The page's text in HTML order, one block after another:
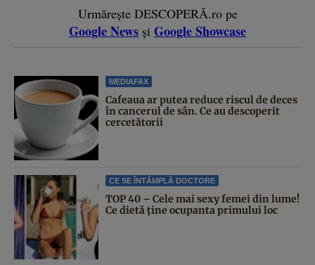
Urmărește DESCOPERĂ.ro pe
Google News și Google Showcase
MEDIAFAX
Cafeaua ar putea reduce riscul de deces
în cancerul de sân. Ce au descoperit
cercetătorii
CE SE ÎNTÂMPLĂ DOCTORE
TOP 40 – Cele mai sexy femei din lume!
Ce dietă ține ocupanta primului loc